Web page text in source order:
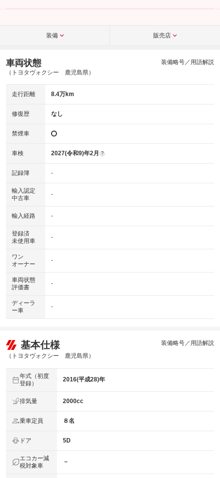
こちら
装備 販売店
車両状態
（トヨタヴォクシー 鹿児島県）
装備略号／用語解説
走行距離 8.4万km
修復歴 なし
禁煙車
車検 2027(令和9)年2月 ?
記録簿 -
輸入認定
中古車
-
輸入経路 -
登録済
未使用車
-
ワン
オーナー
-
車両状態
評価書
-
ディーラ
ー車
-
基本仕様
（トヨタヴォクシー 鹿児島県）
装備略号／用語解説
年式（初度
登録）
2016(平成28)年
排気量 2000cc
乗車定員 ８名
ドア 5D
エコカー減
税対象車
－